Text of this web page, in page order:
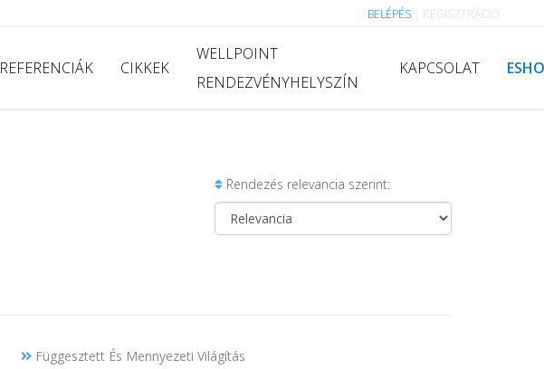
BELÉPÉS REGISZTRÁCIÓ
REFERENCIÁK CIKKEK
WELLPOINT
RENDEZVÉNYHELYSZÍN
KAPCSOLAT
Rendezés relevancia szerint:
Függesztett És Mennyezeti Világítás